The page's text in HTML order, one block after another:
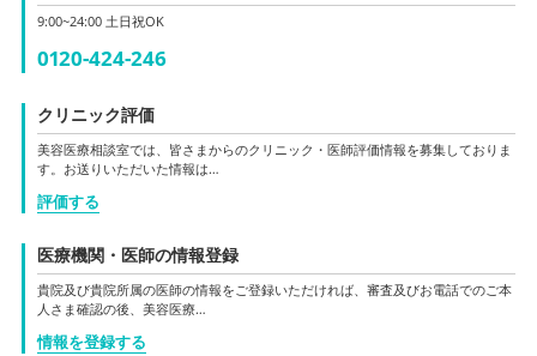
9:00~24:00 土日祝OK
0120-424-246
クリニック評価
美容医療相談室では、皆さまからのクリニック・医師評価情報を募集しておりま
す。お送りいただいた情報は…
評価する
医療機関・医師の情報登録
貴院及び貴院所属の医師の情報をご登録いただければ、審査及びお電話でのご本
人さま確認の後、美容医療…
情報を登録する